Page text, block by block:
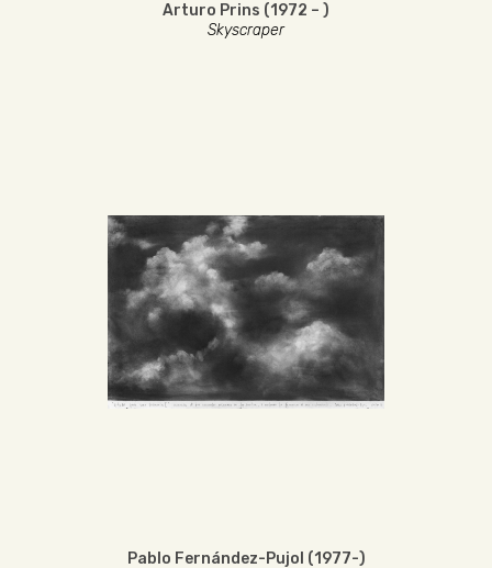
Arturo Prins (1972 – )
Skyscraper
Pablo Fernández-Pujol (1977-)